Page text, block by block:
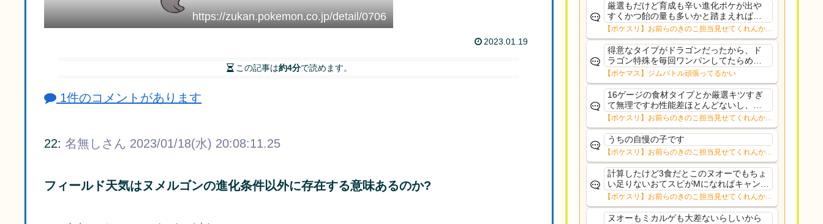
https://zukan.pokemon.co.jp/detail/0706
2023.01.19
この記事は約4分で読めます。
1件のコメントがあります
22: 名無しさん 2023/01/18(水) 20:08:11.25
フィールド天気はヌメルゴンの進化条件以外に存在する意味あるのか?
厳選もだけど育成も辛い進化ポケが出や
すくかつ飴の量も多いかと踏まえれば、
寝顔の飴を倍にしても良いくらいだと思
う
【ポケスリ】お前らのきのこ担当見せてくれんか…
得意なタイプがドラゴンだったから、ド
ラゴン特殊を毎回ワンパンしてたらめち
ゃくちゃ感謝された。急所確定のオンパ
レードの中活躍してくれてサンキュー超
覚醒カキツバタ
【ポケマス】ジムバトル頑張ってるかい
16ゲージの食材タイプとか厳選キツすぎ
て無理ですわ性能差ほとんどないし、食
材タイプのスキルなら元気チャージの方
が嬉しいからヌオーになるよね
【ポケスリ】お前らのきのこ担当見せてくれんか…
うちの自慢の子です
【ポケスリ】お前らのきのこ担当見せてくれんか…
計算したけど3食だとこのヌオーでもちょ
い足りないおてスピがMになればキャンチ
ケ前提なら日給98個で足りる量幸いラグ
ラージ、バシャーモあたりがキノコ拾っ
てくる個体なら補助にはなる点か
【ポケスリ】お前らのきのこ担当見せてくれんか…
ヌオーもミカルゲも大差ないらしいから